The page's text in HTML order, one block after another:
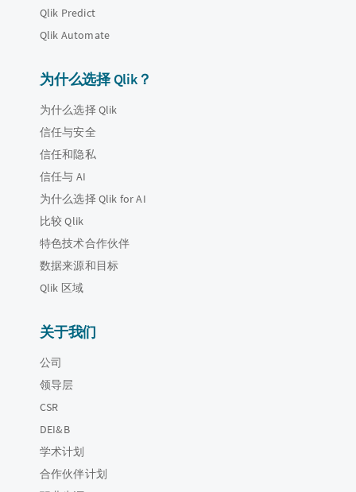
Qlik Predict
Qlik Automate
为什么选择 Qlik？
为什么选择 Qlik
信任与安全
信任和隐私
信任与 AI
为什么选择 Qlik for AI
比较 Qlik
特色技术合作伙伴
数据来源和目标
Qlik 区域
关于我们
公司
领导层
CSR
DEI&B
学术计划
合作伙伴计划